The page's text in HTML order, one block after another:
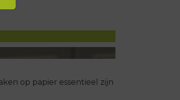
op papier essentieel zijn